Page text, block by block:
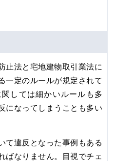
止法と宅地建物取引業法に
一定のルールが規定されて
しては細かいルールも多
になってしまうことも多い
て違反となった事例もある
ばなりません。目視でチェ